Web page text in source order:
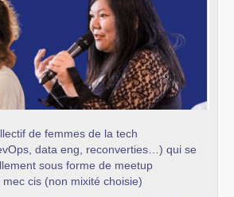
de femmes de la tech
data eng, reconverties…) qui se
sous forme de meetup
cis (non mixité choisie)